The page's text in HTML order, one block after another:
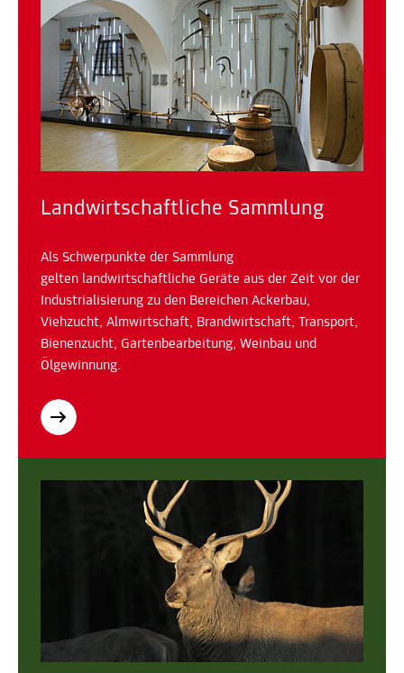
Landwirtschaftliche Sammlung
Als Schwerpunkte der Sammlung
gelten landwirtschaftliche Geräte aus der Zeit vor der
Industrialisierung zu den Bereichen Ackerbau,
Viehzucht, Almwirtschaft, Brandwirtschaft, Transport,
Bienenzucht, Gartenbearbeitung, Weinbau und
Ölgewinnung.